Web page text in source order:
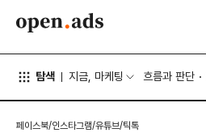
탐색 지금, 마케팅 흐름과 판단
페이스북/인스타그램/유튜브/틱톡